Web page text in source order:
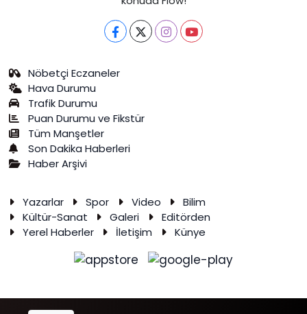
Nöbetçi Eczaneler
Hava Durumu
Trafik Durumu
Puan Durumu ve Fikstür
Tüm Manşetler
Son Dakika Haberleri
Haber Arşivi
Yazarlar Spor Video
Bilim
Kültür-Sanat
Galeri
Editörden
Yerel Haberler
İletişim Künye